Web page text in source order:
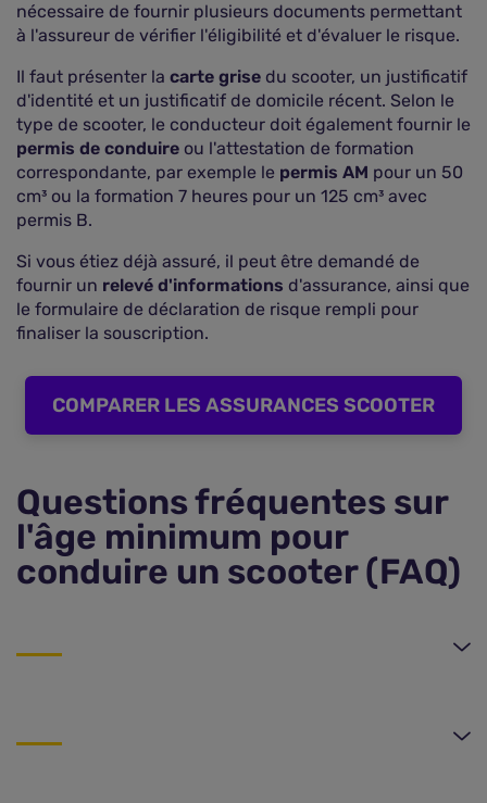
nécessaire de fournir plusieurs documents permettant
à l'assureur de vérifier l'éligibilité et d'évaluer le risque.
Il faut présenter la carte grise du scooter, un justificatif
d'identité et un justificatif de domicile récent. Selon le
type de scooter, le conducteur doit également fournir le
permis de conduire ou l'attestation de formation
correspondante, par exemple le permis AM pour un 50
cm³ ou la formation 7 heures pour un 125 cm³ avec
permis B.
Si vous étiez déjà assuré, il peut être demandé de
fournir un relevé d'informations d'assurance, ainsi que
le formulaire de déclaration de risque rempli pour
finaliser la souscription.
COMPARER LES ASSURANCES SCOOTER
Questions fréquentes sur
l'âge minimum pour
conduire un scooter (FAQ)